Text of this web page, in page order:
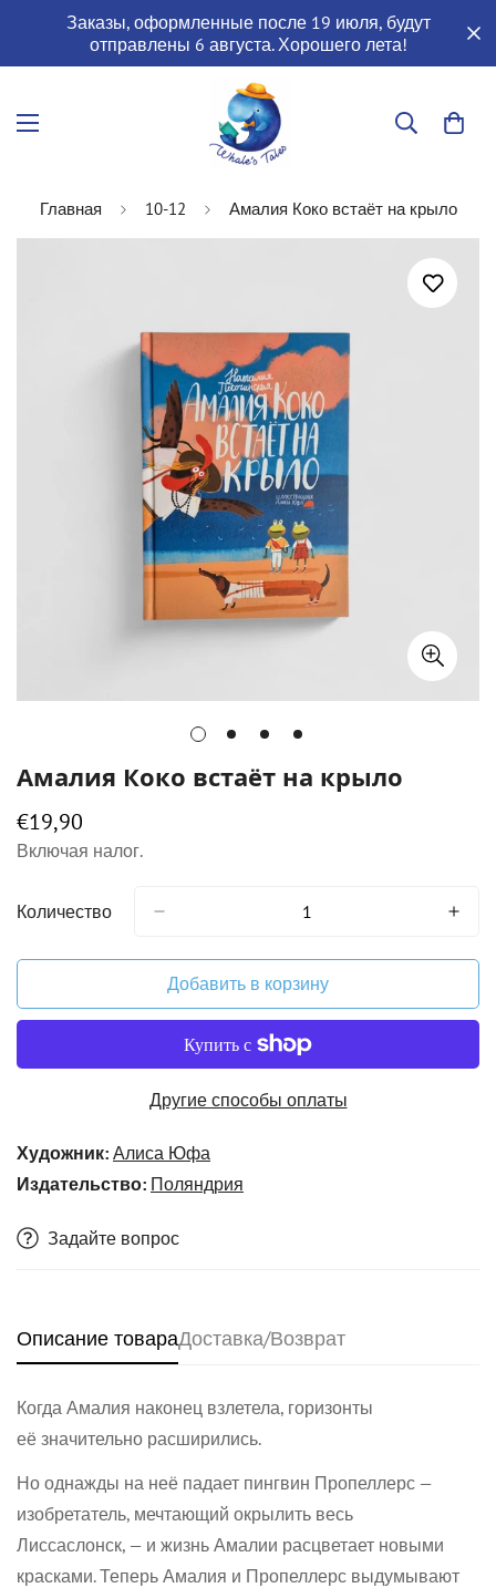
Заказы, оформленные после 19 июля, будут
отправлены 6 августа. Хорошего лета!
Главная 10-12 Амалия Коко встаёт на крыло
Амалия Коко встаёт на крыло
Обычная
цена
€19,90
Включая налог.
Количество
Добавить в корзину
Другие способы оплаты
Художник: Алиса Юфа
Издательство: Поляндрия
Задайте вопрос
Описание товараДоставка/Возврат
Когда Амалия наконец взлетела, горизонты
её значительно расширились.
Но однажды на неё падает пингвин Пропеллерс —
изобретатель, мечтающий окрылить весь
Лиссаслонск, — и жизнь Амалии расцветает новыми
красками. Теперь Амалия и Пропеллерс выдумывают
Confirm your age
Are you 18 years old or older?